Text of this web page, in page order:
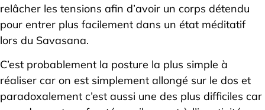
relâcher les tensions afin d’avoir un corps détendu
pour entrer plus facilement dans un état méditatif
lors du Savasana.
C’est probablement la posture la plus simple à
réaliser car on est simplement allongé sur le dos et
paradoxalement c’est aussi une des plus difficiles car